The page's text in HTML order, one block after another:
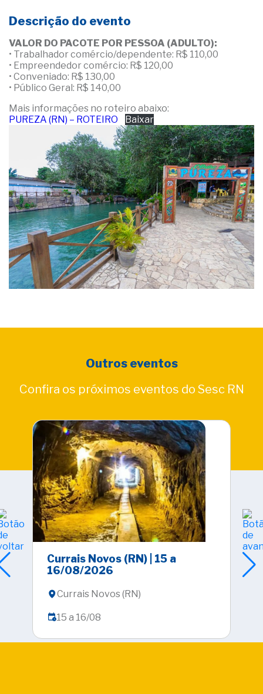
Descrição do evento
VALOR DO PACOTE POR PESSOA (ADULTO):
• Trabalhador comércio/dependente: R$ 110,00
• Empreendedor comércio: R$ 120,00
• Conveniado: R$ 130,00
• Público Geral: R$ 140,00
Mais informações no roteiro abaixo:
PUREZA (RN) – ROTEIRO
Baixar
Outros eventos
Confira os próximos eventos do Sesc RN
Currais Novos (RN) | 15 a
16/08/2026
Currais Novos (RN)
15 a 16/08
|